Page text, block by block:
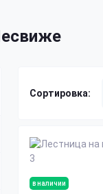
Сортировка:
в наличии